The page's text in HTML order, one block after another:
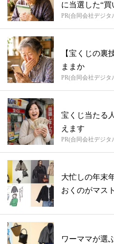
に当選した“買
PR(合同会社デジタ
【宝くじの裏
ままか
PR(合同会社デジタ
宝くじ当たる
えます
PR(合同会社デジタ
大忙しの年末
おくのがマス
ワーママが選